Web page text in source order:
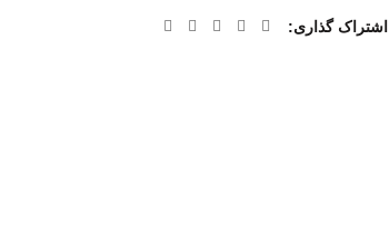
اشتراک گذاری